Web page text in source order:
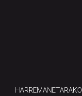
HARREMANETARAKO